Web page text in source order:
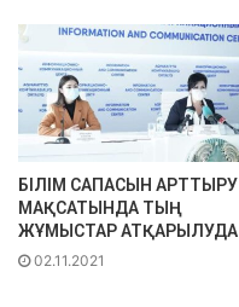
БІЛІМ САПАСЫН АРТТЫРУ
МАҚСАТЫНДА ТЫҢ
ЖҰМЫСТАР АТҚАРЫЛУДА
02.11.2021